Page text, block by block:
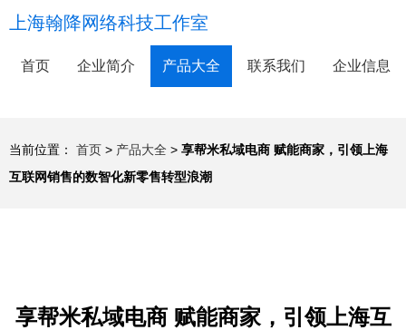
上海翰降网络科技工作室
首页 企业简介 产品大全 联系我们 企业信息
当前位置： 首页 > 产品大全 > 享帮米私域电商 赋能商家，引领上海
互联网销售的数智化新零售转型浪潮
享帮米私域电商 赋能商家，引领上海互